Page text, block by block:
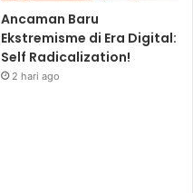
Ancaman Baru
Ekstremisme di Era Digital:
Self Radicalization!
2 hari ago